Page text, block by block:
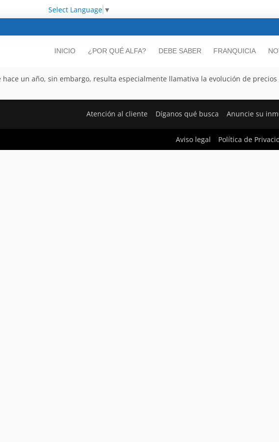
Select Language ▼
INICIO ¿POR QUÉ ALFA? DEBE SABER FRANQUICIA
un año, sin embargo, resulta especialmente llamativa la evolución de
Atención al cliente Díganos qué busca Anuncie su
Aviso legal Política de